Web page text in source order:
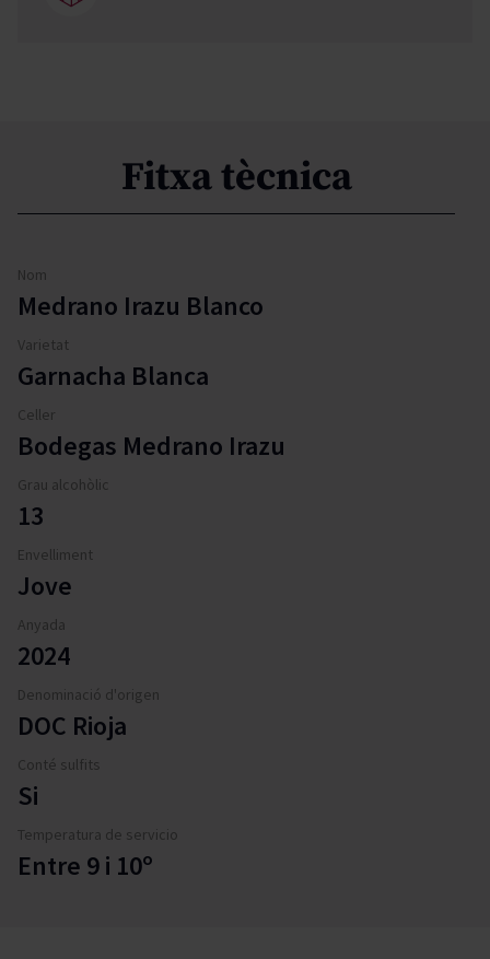
Fitxa tècnica
Nom
Medrano Irazu Blanco
Varietat
Garnacha Blanca
Celler
Bodegas Medrano Irazu
Grau alcohòlic
13
Envelliment
Jove
Anyada
2024
Denominació d'origen
DOC Rioja
Conté sulfits
Si
Temperatura de servicio
Entre 9 i 10º